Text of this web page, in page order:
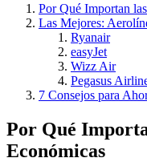
Por Qué Importan
Las Mejores:
Ryanair
easyJet
Wizz Air
Pegasus
7 Consejos para
Por Qué
Económicas